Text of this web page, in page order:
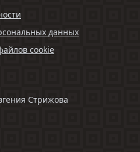
данных
cookie
Стрижова